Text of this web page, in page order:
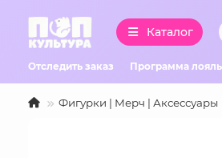
Каталог
Отследить заказ Программа
Фигурки | Мерч | Аксессуары